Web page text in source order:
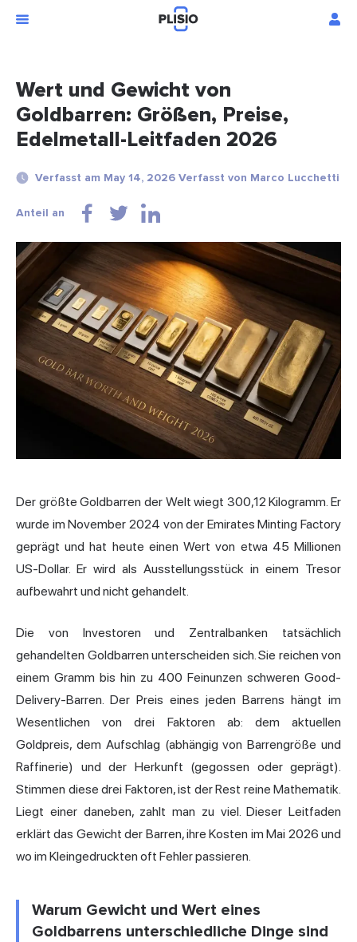
Wert und Gewicht von
Goldbarren: Größen, Preise,
Edelmetall-Leitfaden 2026
Verfasst am May 14, 2026 Verfasst von Marco Lucchetti
Anteil an
Der größte Goldbarren der Welt wiegt 300,12 Kilogramm. Er
wurde im November 2024 von der Emirates Minting Factory
geprägt und hat heute einen Wert von etwa 45 Millionen
US-Dollar. Er wird als Ausstellungsstück in einem Tresor
aufbewahrt und nicht gehandelt.
Die von Investoren und Zentralbanken tatsächlich
gehandelten Goldbarren unterscheiden sich. Sie reichen von
einem Gramm bis hin zu 400 Feinunzen schweren Good-
Delivery-Barren. Der Preis eines jeden Barrens hängt im
Wesentlichen von drei Faktoren ab: dem aktuellen
Goldpreis, dem Aufschlag (abhängig von Barrengröße und
Raffinerie) und der Herkunft (gegossen oder geprägt).
Stimmen diese drei Faktoren, ist der Rest reine Mathematik.
Liegt einer daneben, zahlt man zu viel. Dieser Leitfaden
erklärt das Gewicht der Barren, ihre Kosten im Mai 2026 und
wo im Kleingedruckten oft Fehler passieren.
Warum Gewicht und Wert eines
Goldbarrens unterschiedliche Dinge sind